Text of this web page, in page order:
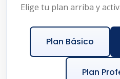
Elige tu plan arriba y
Plan Básico
Plan